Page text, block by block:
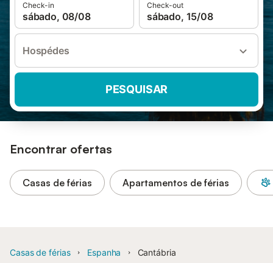
Check-in
sábado, 08/08
Check-out
sábado, 15/08
Hospédes
PESQUISAR
Encontrar ofertas
Casas de férias Apartamentos de férias
Casas de férias Espanha Cantábria